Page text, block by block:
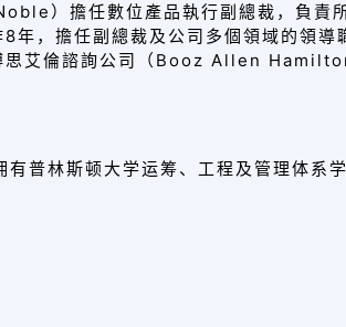
）擔任數位產品執行副總裁，負責
，擔任副總裁及公司多個領域的領導
艾倫諮詢公司（Booz Allen
林斯顿大学运筹、工程及管理体系